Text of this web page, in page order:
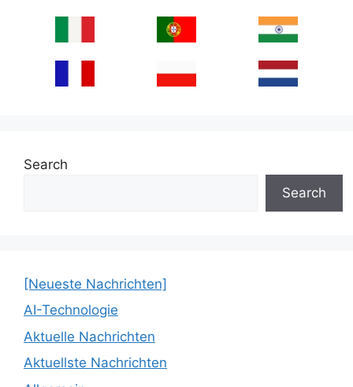
Search
Search
[Neueste Nachrichten]
AI-Technologie
Aktuelle Nachrichten
Aktuellste Nachrichten